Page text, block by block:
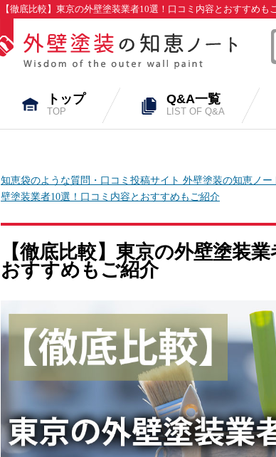
【徹底比較】東京の外壁塗装業者10選！口コミ内容とおすすめ
トップ
TOP
Q&A一覧
LIST OF Q&A
知恵袋のような質問・口コミ投稿サイト 外壁塗装の知恵ノー
壁塗装業者10選！口コミ内容とおすすめもご紹介
【徹底比較】東京の外壁塗装
おすすめもご紹介